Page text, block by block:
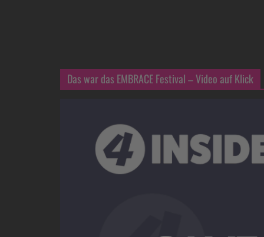
Das war das EMBRACE Festival – Video auf Klick